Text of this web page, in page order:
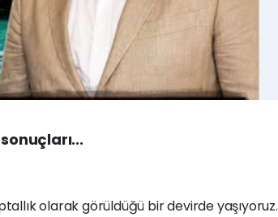
olarak görüldüğü bir devirde yaşıyoruz.